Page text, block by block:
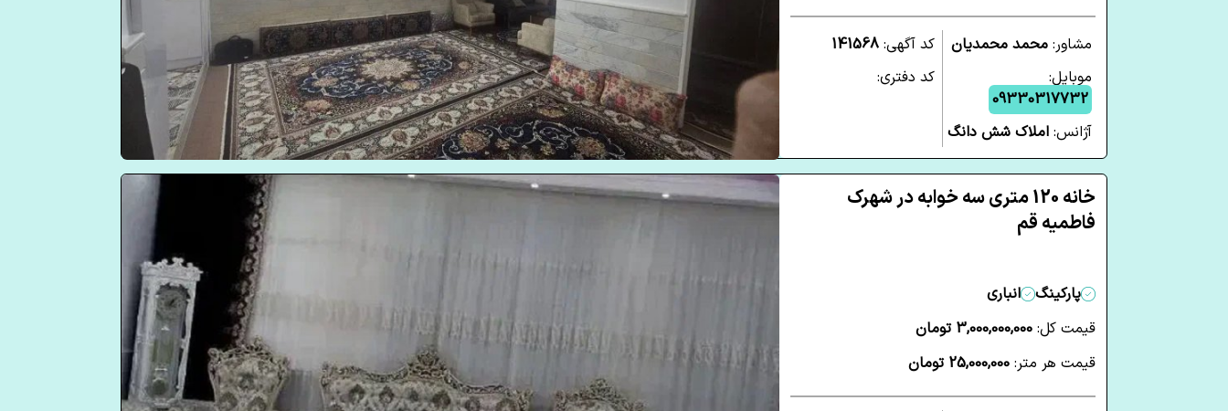
مشاور: محمد محمدیان
موبایل:
09330317732
آژانس: املاک شش دانگ
کد آگهی: 141568
کد دفتری:
خانه 120 متری سه خوابه در شهرک
فاطمیه قم
پارکینگ
انباری
قیمت کل: 3,000,000,000 تومان
قیمت هر متر: 25,000,000 تومان